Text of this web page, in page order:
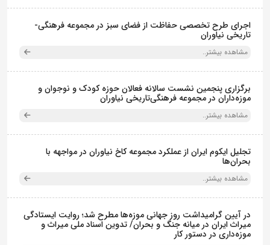
اجرای طرح تخصصی حفاظت از فضای سبز در مجموعه فرهنگی-
تاریخی نیاوران
مشاهده بیشتر..
برگزاری پنجمین نشست سالانه فعالان حوزه کودک و نوجوان و
موزه‌داران در مجموعه فرهنگی‌تاریخی نیاوران
مشاهده بیشتر..
تجلیل ایکوم ایران از عملکرد مجموعه کاخ نیاوران در مواجهه با
بحران‌ها
مشاهده بیشتر..
در آیین گرامیداشت روز جهانی موزه‌ها مطرح شد؛ روایت ایستادگی
میراث ایران در میانه جنگ و بحران/ تدوین اسناد ملی میراث و
موزه‌داری در دستور کار